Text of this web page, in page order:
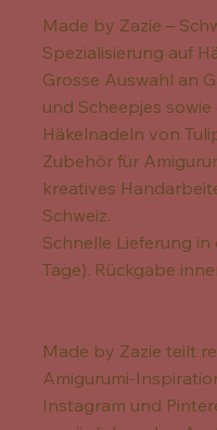
Made by Zazie –
Spezialisierung auf
Grosse Auswahl an
und Scheepjes
Häkelnadeln von
Zubehör für
kreatives
Schweiz.
Schnelle Lieferung in
Tage). Rückgabe
Made by Zazie teilt
Amigurumi-
Instagram und